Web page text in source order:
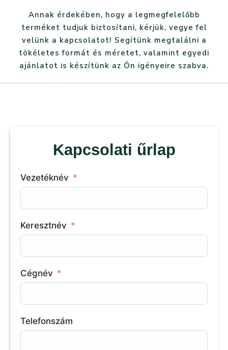
Annak érdekében, hogy a legmegfelelőbb
terméket tudjuk biztosítani, kérjük, vegye fel
velünk a kapcsolatot! Segítünk megtalálni a
tökéletes formát és méretet, valamint egyedi
ajánlatot is készítünk az Ön igényeire szabva.
Kapcsolati űrlap
Vezetéknév
Keresztnév
Cégnév
Telefonszám